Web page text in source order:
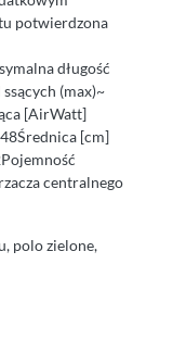
potwierdzona
długość
(max)~
[AirWatt]
[cm]
centralnego
polo zielone,